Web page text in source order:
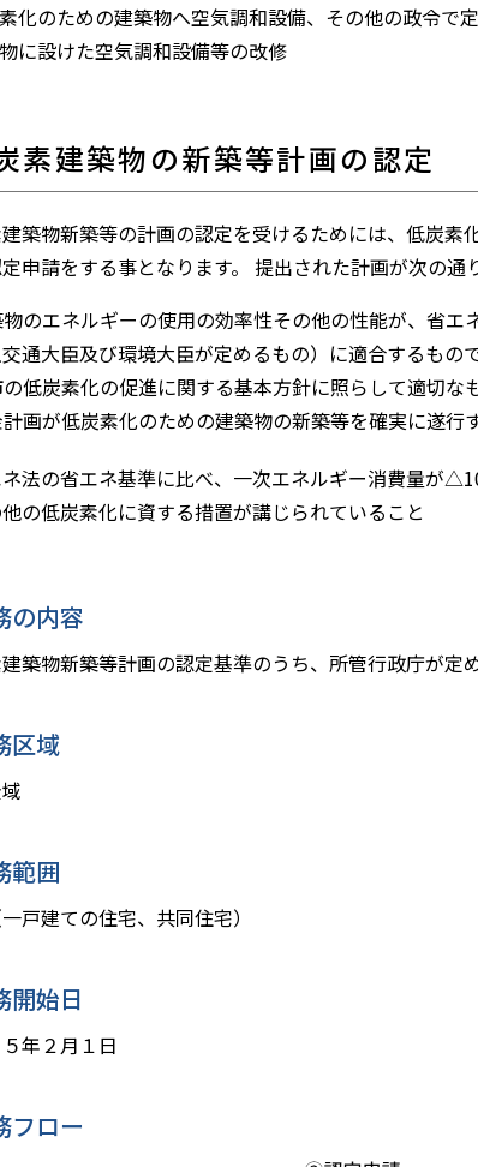
ダウンロード
価認証
認証
化のための建築物へ空気調和設備、その他の政令で
に設けた空気調和設備等の改修
素建築物の新築等計画の認定
築物新築等の計画の認定を受けるためには、低炭
申請をする事となります。 提出された計画が次の通
のエネルギーの使用の効率性その他の性能が、省エ
通大臣及び環境大臣が定めるもの）に適合するもの
低炭素化の促進に関する基本方針に照らして適切な
画が低炭素化のための建築物の新築等を確実に遂行
法の省エネ基準に比べ、一次エネルギー消費量が
の低炭素化に資する措置が講じられていること
の内容
築物新築等計画の認定基準のうち、所管行政庁が
区域
範囲
戸建ての住宅、共同住宅）
開始日
年２月１日
フロー